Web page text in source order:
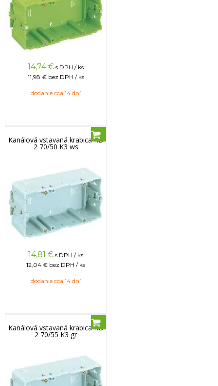
14,74 € s DPH / ks
11,98 € bez DPH / ks
dodanie cca 14 dní
Kanálová vstavaná krabica KD
2 70/50 K3 ws
14,81 € s DPH / ks
12,04 € bez DPH / ks
dodanie cca 14 dní
Kanálová vstavaná krabica KD
2 70/55 K3 gr